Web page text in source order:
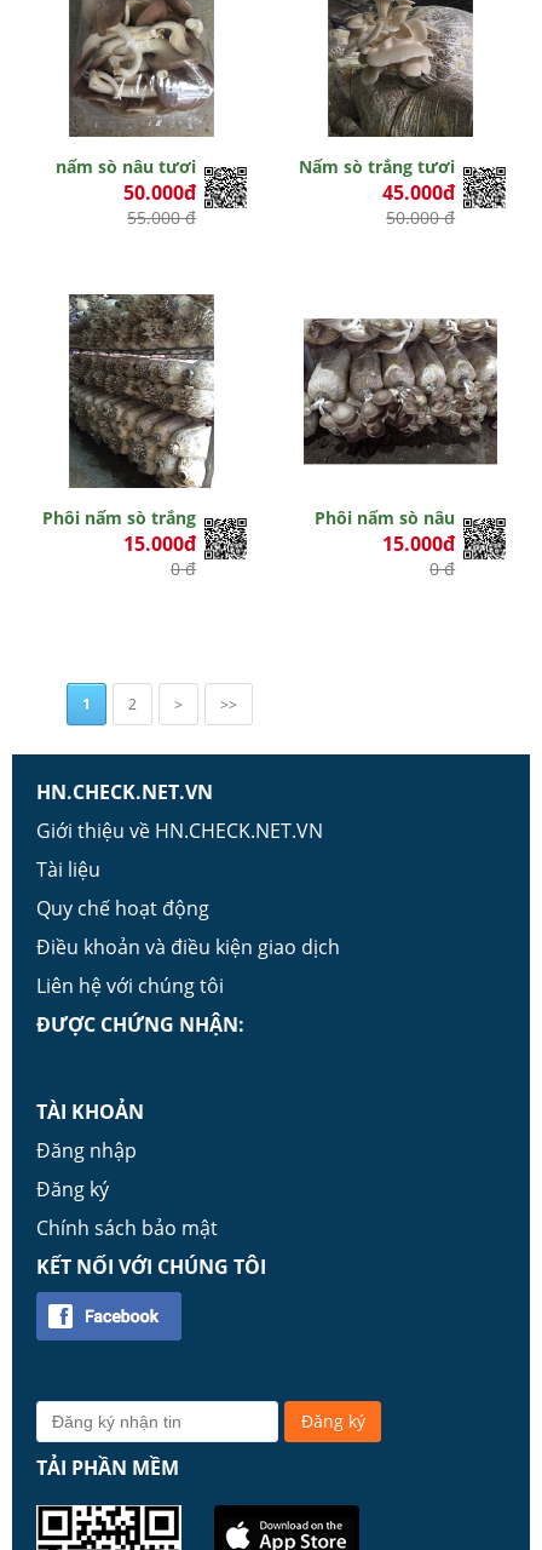
nấm sò nâu tươi
50.000đ
55.000 đ
Nấm sò trắng tươi
45.000đ
50.000 đ
Phôi nấm sò trắng
15.000đ
0 đ
Phôi nấm sò nâu
15.000đ
0 đ
1 2 > >>
HN.CHECK.NET.VN
Giới thiệu về HN.CHECK.NET.VN
Tài liệu
Quy chế hoạt động
Điều khoản và điều kiện giao dịch
Liên hệ với chúng tôi
ĐƯỢC CHỨNG NHẬN:
TÀI KHOẢN
Đăng nhập
Đăng ký
Chính sách bảo mật
KẾT NỐI VỚI CHÚNG TÔI
TẢI PHẦN MỀM